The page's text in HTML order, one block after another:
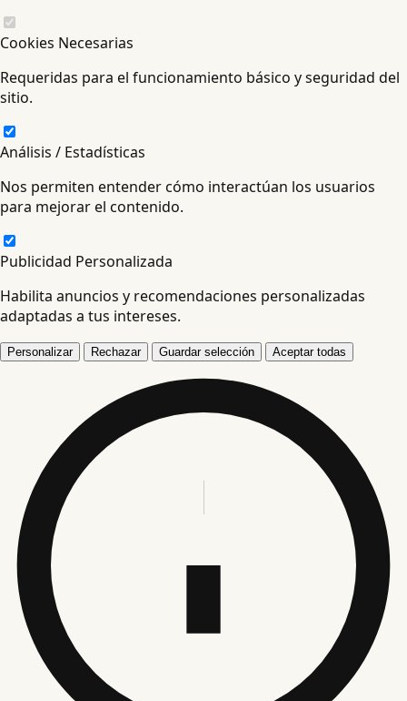
Cookies Necesarias
Requeridas para el funcionamiento básico y seguridad del
sitio.
Análisis / Estadísticas
Nos permiten entender cómo interactúan los usuarios
para mejorar el contenido.
Publicidad Personalizada
Habilita anuncios y recomendaciones personalizadas
adaptadas a tus intereses.
Personalizar Rechazar Guardar selección Aceptar todas